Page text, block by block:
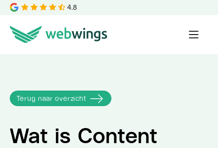
4.8
Terug naar overzicht
Wat is Content